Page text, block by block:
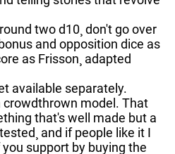
two d10¸ don't go over
and opposition dice as
as Frisson¸ adapted
available separately.
model. That
that's well made but a
and if people like it I
support by buying the